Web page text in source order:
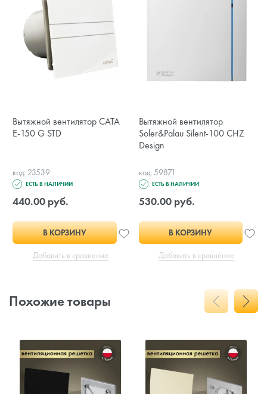
Вытяжной вентилятор CATA
E-150 G STD
код: 23539
ЕСТЬ В НАЛИЧИИ
440.00 руб.
В КОРЗИНУ
Добавить в сравнение
Вытяжной вентилятор
Soler&Palau Silent-100 CHZ
Design
код: 59871
ЕСТЬ В НАЛИЧИИ
530.00 руб.
В КОРЗИНУ
Добавить в сравнение
Похожие товары